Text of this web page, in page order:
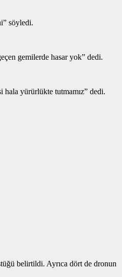
söyledi.
gemilerde hasar yok” dedi.
hala yürürlükte tutmamız” dedi.
belirtildi. Ayrıca dört de dronun